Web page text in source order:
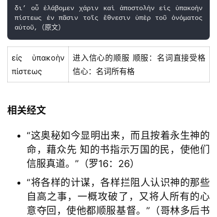
δι’ οὗ ἐλάβομεν χάριν καὶ ἀποστολὴν εἰς ὑπακοὴν
πίστεως ἐν πᾶσιν τοῖς ἔθνεσιν ὑπὲρ τοῦ ὀνόματος
αὐτοῦ,（原文）
εἰς ὑπακοὴν
πίστεως
进入信心的顺服 顺服：名词直接受格
信心：名词所有格
相关经文
“这奥秘如今显明出来，而且按着永生神的
命，藉众先 知的书指示万国的民，使他们
信服真道。”（罗16：26）
“将各样的计谋，各样拦阻人认识神的那些
自高之事，一概攻破了，又将人所有的心
意夺回，使他都顺服基督。”（哥林多后书